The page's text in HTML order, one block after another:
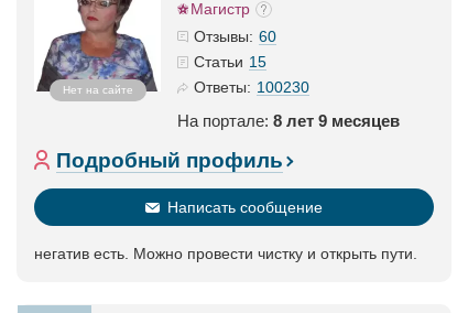
Нет на сайте
Магистр
Отзывы: 60
Статьи 15
Ответы: 100230
На портале: 8 лет 9 месяцев
Подробный профиль
Написать сообщение
негатив есть. Можно провести чистку и открыть пути.